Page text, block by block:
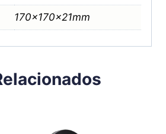
170x170x21mm